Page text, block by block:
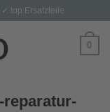
top Ersatzteile
0
reparatur-